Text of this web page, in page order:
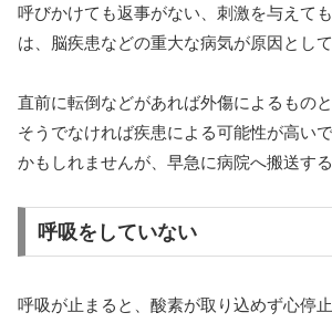
呼びかけても返事がない、刺激を与えて
は、脳疾患などの重大な病気が原因とし
直前に転倒などがあれば外傷によるもの
そうでなければ疾患による可能性が高い
かもしれませんが、早急に病院へ搬送す
呼吸をしていない
呼吸が止まると、酸素が取り込めず心停